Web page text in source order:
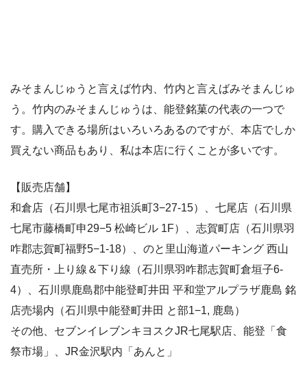
みそまんじゅうと言えば竹内、竹内と言えばみそまんじゅ
う。竹内のみそまんじゅうは、能登銘菓の代表の一つで
す。購入できる場所はいろいろあるのですが、本店でしか
買えない商品もあり、私は本店に行くことが多いです。
【販売店舗】
和倉店（石川県七尾市祖浜町3−27-15）、七尾店（石川県
七尾市藤橋町申29−5 松崎ビル 1F）、志賀町店（石川県羽
咋郡志賀町福野5−1-18）、のと里山海道パーキング 西山
直売所・上り線＆下り線（石川県羽咋郡志賀町倉垣子6-
4）、石川県鹿島郡中能登町井田 平和堂アルプラザ鹿島 銘
店売場内（石川県中能登町井田 と部1−1, 鹿島）
その他、セブンイレブンキヨスクJR七尾駅店、能登「食
祭市場」、JR金沢駅内「あんと」